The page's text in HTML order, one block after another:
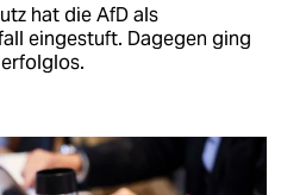
hat die AfD als
eingestuft. Dagegen ging